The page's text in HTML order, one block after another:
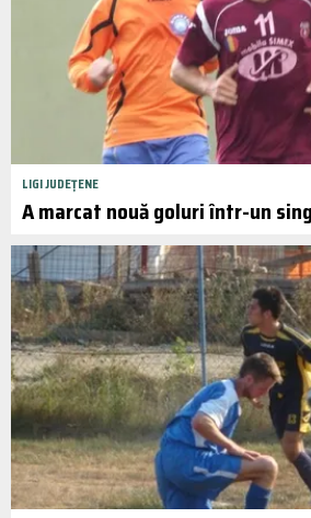
LIGI JUDEȚENE
A marcat nouă goluri într-un